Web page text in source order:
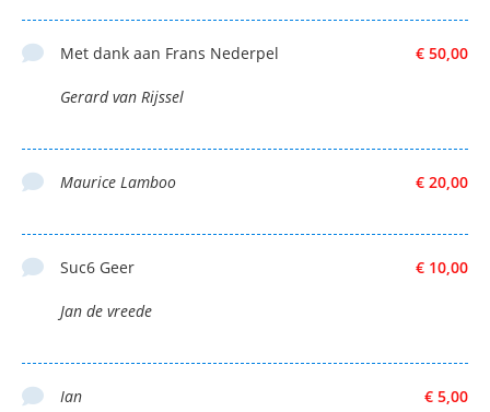
€ 50,00
Met dank aan Frans Nederpel
Gerard van Rijssel
€ 20,00
Maurice Lamboo
€ 10,00
Suc6 Geer
Jan de vreede
€ 5,00
Ian